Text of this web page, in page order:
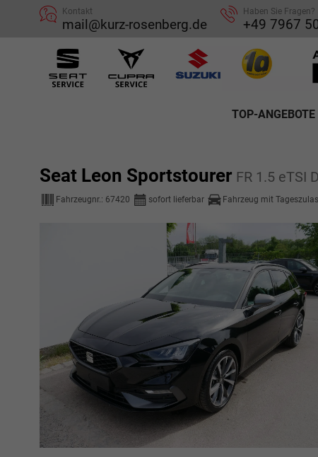
Kontakt
mail@kurz-rosenberg.de
Haben Sie Fragen?
+49 7967
TOP-ANGEBOTE
Seat Leon Sportstourer FR 1.5 eTSI
Fahrzeugnr.: 67420 sofort lieferbar Fahrzeug mit